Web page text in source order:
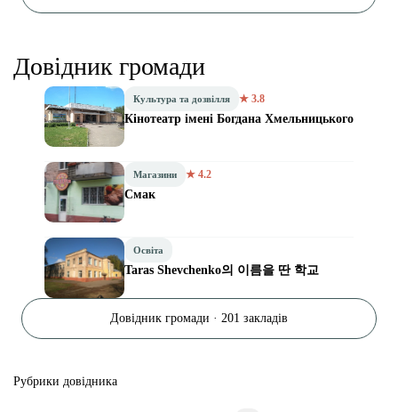
Довідник громади
Культура та дозвілля ★ 3.8
Кінотеатр імені Богдана Хмельницького
Магазини ★ 4.2
Смак
Освіта
Taras Shevchenko의 이름을 딴 학교
Довідник громади · 201 закладів
Рубрики довідника